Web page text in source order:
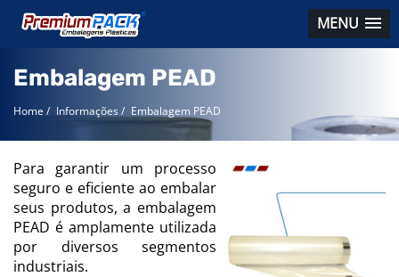
MENU
Embalagem PEAD
Home / Informações / Embalagem PEAD
Para garantir um processo
seguro e eficiente ao embalar
seus produtos, a embalagem
PEAD é amplamente utilizada
por diversos segmentos
industriais.